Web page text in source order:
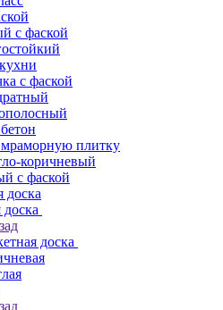
с фаской
с фаской
плитку
коричневый
с фаской
доска
доска